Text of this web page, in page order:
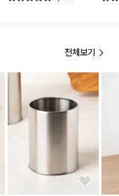
건 작성
전체보기